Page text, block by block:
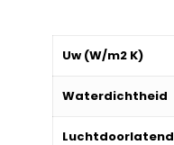
Uw (W/m2 K)
Waterdichtheid